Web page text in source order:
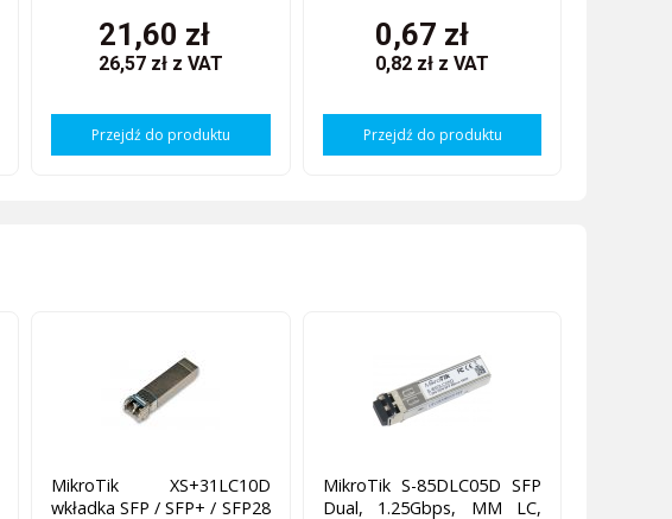
21,60 zł
26,57 zł z VAT
Przejdź do produktu
0,67 zł
0,82 zł z VAT
Przejdź do produktu
MikroTik XS+31LC10D
wkładka SFP / SFP+ / SFP28
MikroTik S-85DLC05D SFP
Dual, 1.25Gbps, MM LC,